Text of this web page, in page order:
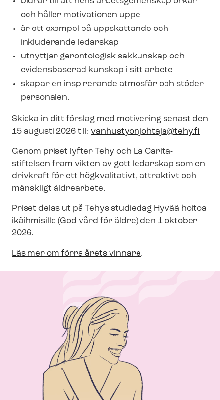
och håller motivationen uppe
är ett exempel på uppskattande och
inkluderande ledarskap
utnyttjar gerontologisk sakkunskap och
evidensbaserad kunskap i sitt arbete
skapar en inspirerande atmosfär och stöder
personalen.
Skicka in ditt förslag med motivering senast den
15 augusti 2026 till: vanhustyonjohtaja@tehy.fi
Genom priset lyfter Tehy och La Carita-
stiftelsen fram vikten av gott ledarskap som en
drivkraft för ett högkvalitativt, attraktivt och
mänskligt äldrearbete.
Priset delas ut på Tehys studiedag Hyvää hoitoa
ikäihmisille (God vård för äldre) den 1 oktober
2026.
Läs mer om förra årets vinnare.